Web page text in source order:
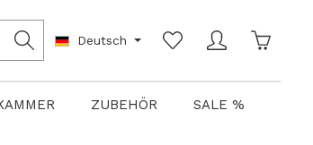
Deutsch
ZUBEHÖR SALE %